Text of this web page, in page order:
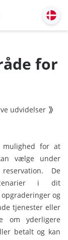
for
udvidelser
mulighed for at
vælge under
De
i dit
og
tjenester eller
om yderligere
betalt og kan